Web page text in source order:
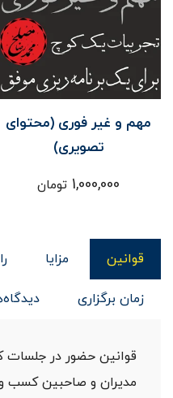
مهم و غیر فوری (محتوای
تصویری)
1,000,000 تومان
قوانین مزایا
زمان برگزاری
قوانین حضور در
مدیران و صاحبین کسب و